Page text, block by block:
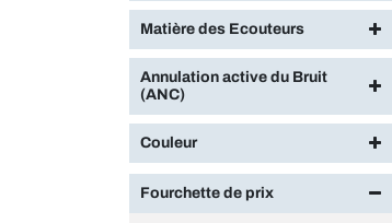
Matière des Ecouteurs
Annulation active du Bruit
(ANC)
Couleur
Fourchette de prix